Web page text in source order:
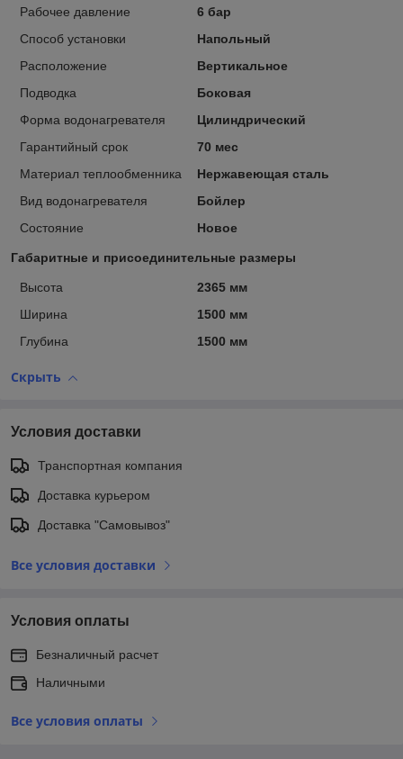
Рабочее давление
6 бар
Способ установки
Напольный
Расположение
Вертикальное
Подводка
Боковая
Форма водонагревателя
Цилиндрический
Гарантийный срок
70 мес
Материал теплообменника
Нержавеющая сталь
Вид водонагревателя
Бойлер
Состояние
Новое
Габаритные и присоединительные размеры
Высота
2365 мм
Ширина
1500 мм
Глубина
1500 мм
Скрыть
Условия доставки
Транспортная компания
Доставка курьером
Доставка "Самовывоз"
Все условия доставки
Условия оплаты
Безналичный расчет
Наличными
Все условия оплаты